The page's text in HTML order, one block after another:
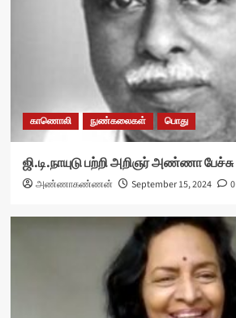
காணொலி நுண்கலைகள் பொது
ஜி.டி.நாயுடு பற்றி அறிஞர் அண்ணா பேச்சு
அண்ணாகண்ணன் September 15, 2024 0